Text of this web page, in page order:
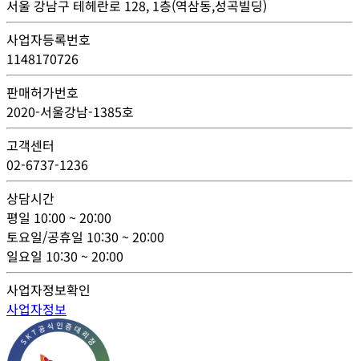
서울 강남구 테헤란로 128, 1층(역삼동,성곡빌딩)
사업자등록번호
1148170726
판매허가번호
2020-서울강남-1385호
고객센터
02-6737-1236
상담시간
평일 10:00 ~ 20:00
토요일/공휴일 10:30 ~ 20:00
일요일 10:30 ~ 20:00
사업자정보확인
사업자정보